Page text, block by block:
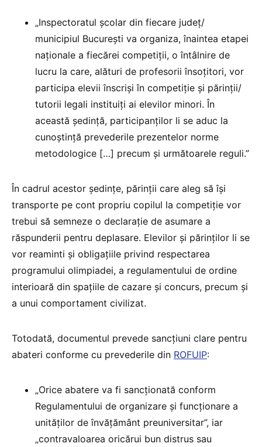
„Inspectoratul şcolar din fiecare judeţ/
municipiul București va organiza, înaintea etapei
naţionale a fiecărei competiţii, o întâlnire de
lucru la care, alături de profesorii însoţitori, vor
participa elevii înscrişi în competiţie şi părinţii/
tutorii legali instituiţi ai elevilor minori. În
această şedinţă, participanţilor li se aduc la
cunoştinţă prevederile prezentelor norme
metodologice […] precum şi următoarele reguli.”
În cadrul acestor ședințe, părinții care aleg să își
transporte pe cont propriu copilul la competiție vor
trebui să semneze o declarație de asumare a
răspunderii pentru deplasare. Elevilor și părinților li se
vor reaminti și obligațiile privind respectarea
programului olimpiadei, a regulamentului de ordine
interioară din spațiile de cazare și concurs, precum și
a unui comportament civilizat.
Totodată, documentul prevede sancțiuni clare pentru
abateri conforme cu prevederile din ROFUIP:
„Orice abatere va fi sancţionată conform
Regulamentului de organizare şi funcţionare a
unităţilor de învăţământ preuniversitar”, iar
„contravaloarea oricărui bun distrus sau